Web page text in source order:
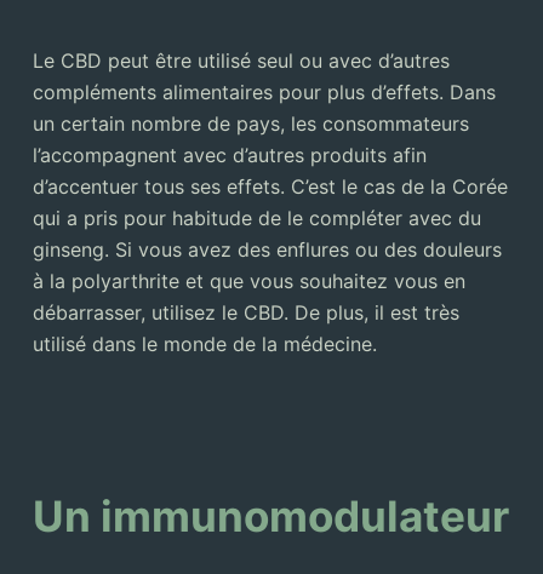
Le CBD peut être utilisé seul ou avec d’autres
compléments alimentaires pour plus d’effets. Dans
un certain nombre de pays, les consommateurs
l’accompagnent avec d’autres produits afin
d’accentuer tous ses effets. C’est le cas de la Corée
qui a pris pour habitude de le compléter avec du
ginseng. Si vous avez des enflures ou des douleurs
à la polyarthrite et que vous souhaitez vous en
débarrasser, utilisez le CBD. De plus, il est très
utilisé dans le monde de la médecine.
Un immunomodulateur